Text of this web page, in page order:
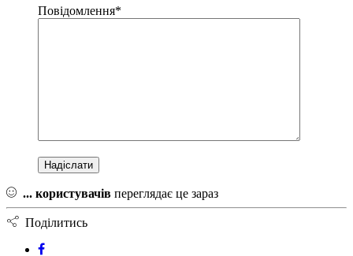
Повідомлення*
... користувачів переглядає це зараз
Поділитись